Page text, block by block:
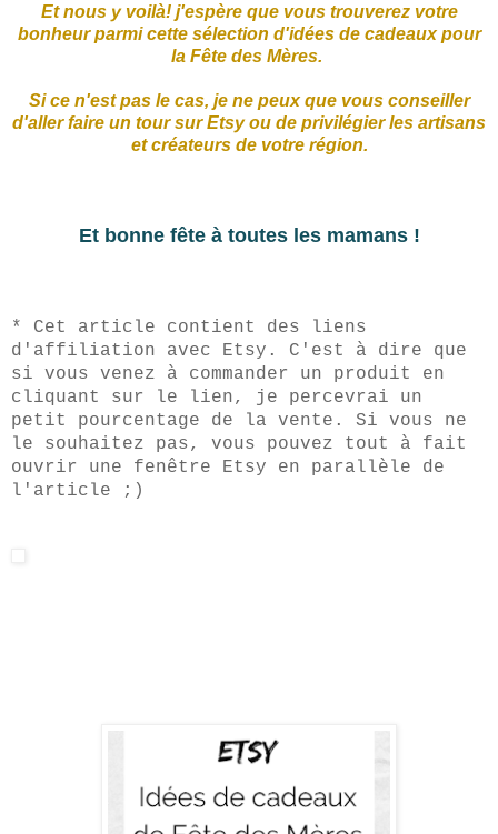
Et nous y voilà! j'espère que vous trouverez votre
bonheur parmi cette sélection d'idées de cadeaux pour
la Fête des Mères.
Si ce n'est pas le cas, je ne peux que vous conseiller
d'aller faire un tour sur Etsy ou de privilégier les artisans
et créateurs de votre région.
Et bonne fête à toutes les mamans !
* Cet article contient des liens
d'affiliation avec Etsy. C'est à dire que
si vous venez à commander un produit en
cliquant sur le lien, je percevrai un
petit pourcentage de la vente. Si vous ne
le souhaitez pas, vous pouvez tout à fait
ouvrir une fenêtre Etsy en parallèle de
l'article ;)